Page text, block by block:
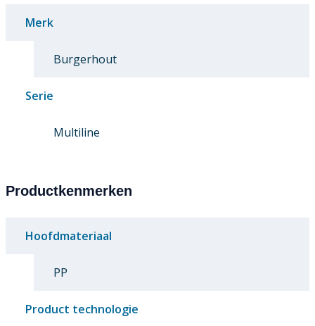
Merk
Burgerhout
Serie
Multiline
Productkenmerken
Hoofdmateriaal
PP
Product technologie